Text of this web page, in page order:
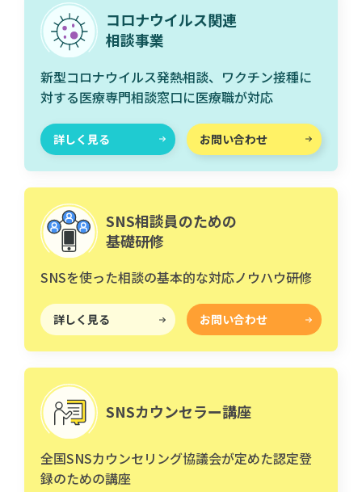
コロナウイルス関連
相談事業
新型コロナウイルス発熱相談、ワクチン接種に
対する医療専門相談窓口に医療職が対応
詳しく見る お問い合わせ
SNS相談員のための
基礎研修
SNSを使った相談の基本的な対応ノウハウ研修
詳しく見る お問い合わせ
SNSカウンセラー講座
全国SNSカウンセリング協議会が定めた認定登
録のための講座